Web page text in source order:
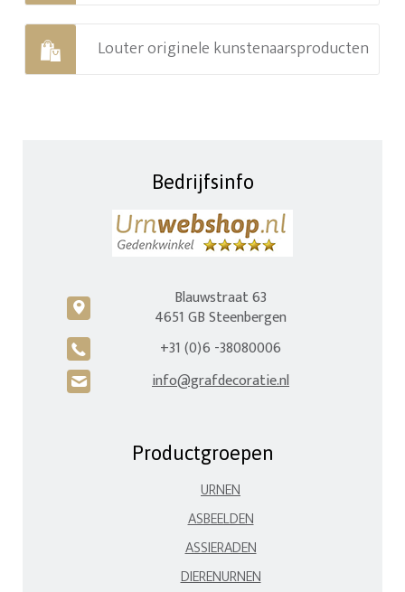
Louter originele kunstenaarsproducten
Bedrijfsinfo
c
Blauwstraat 63
4651 GB Steenbergen
A +31 (0)6 -38080006
H info@grafdecoratie.nl
Productgroepen
URNEN
ASBEELDEN
ASSIERADEN
DIERENURNEN